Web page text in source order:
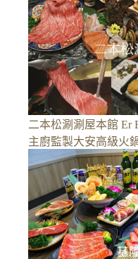
二本松涮涮屋本館 Er
主廚監製大安高級火